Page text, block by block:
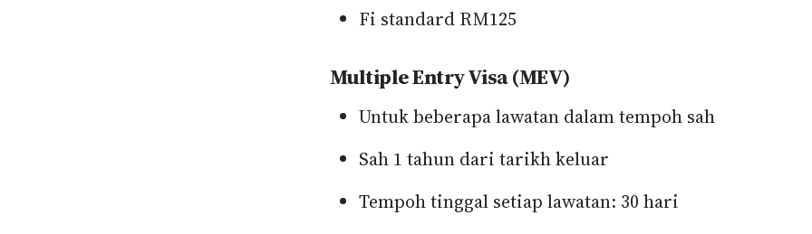
Fi standard RM125
Multiple Entry Visa (MEV)
Untuk beberapa lawatan dalam tempoh sah
Sah 1 tahun dari tarikh keluar
Tempoh tinggal setiap lawatan: 30 hari